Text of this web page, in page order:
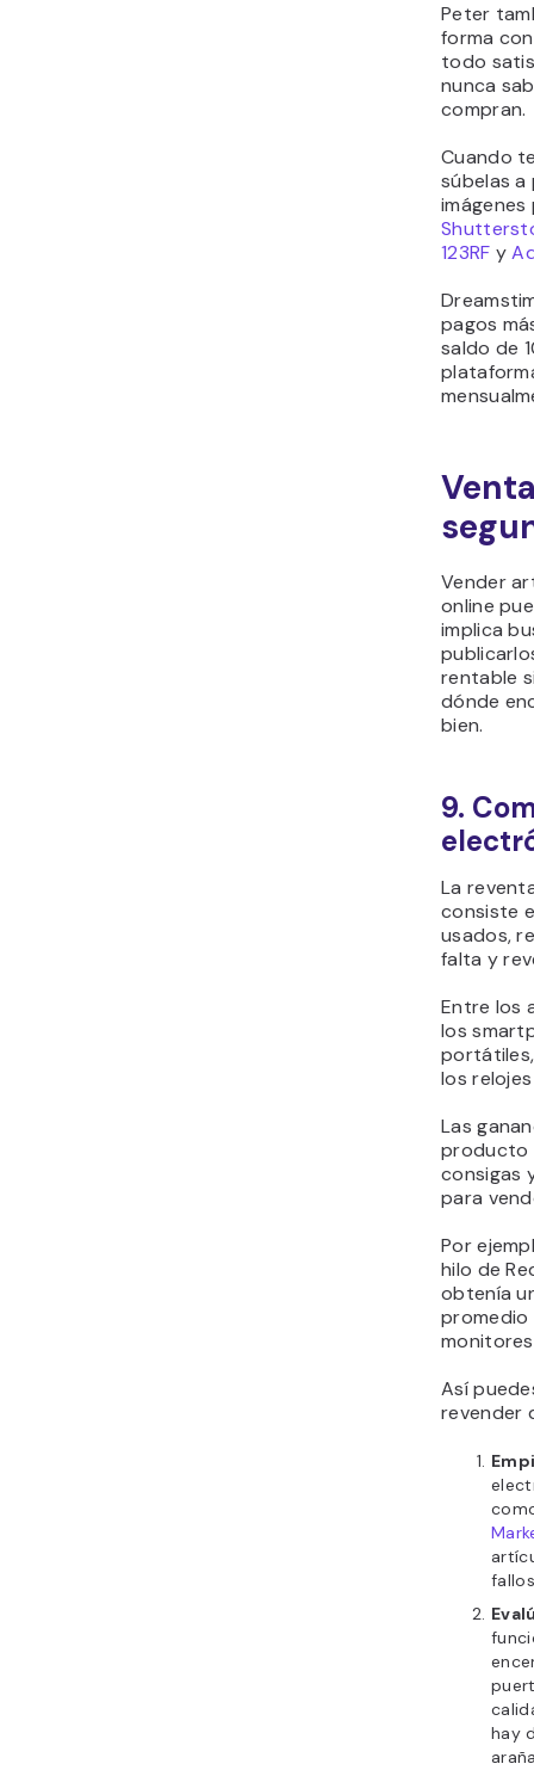
Peter
forma
todo
nunca
compran.
Cuando
súbelas
123RF y
pagos
saldo de
Vender
online
implica
rentable
dónde
bien.
9.
La
consiste
usados,
falta y
Entre los
los
los
Las
producto
consigas
para
Por
hilo de
obtenía
Así
revender
hay